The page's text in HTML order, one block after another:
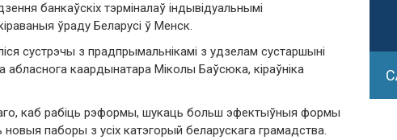
банкаўскіх тэрміналаў індывідуальнымі
ўраду Беларусі ў Менск.
сустрэчы з прадпрымальнікамі з удзелам сустаршыні
каардынатара Міколы Баўсюка, кіраўніка
каб рабіць рэформы, шукаць больш эфектыўныя формы
паборы з усіх катэгорый беларускага грамадства.